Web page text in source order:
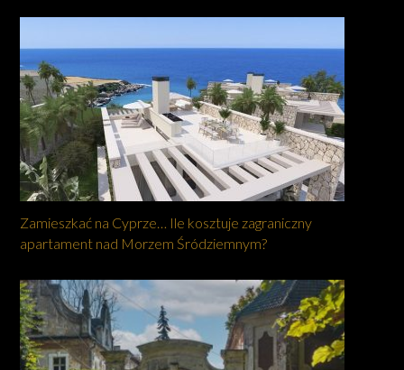
Zamieszkać na Cyprze… Ile kosztuje zagraniczny
apartament nad Morzem Śródziemnym?